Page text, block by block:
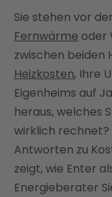
Unterschiede
Was ist
Die Vor- und
Was ist
Warum
sind – jetzt mit
FAQ
Sie stehen vor
Fernwärme oder
zwischen beiden
Heizkosten, Ihre
Eigenheims auf
heraus, welches
wirklich
Antworten zu
zeigt, wie Enter
Energieberater